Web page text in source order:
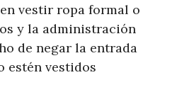
vestir ropa formal o
y la administración
de negar la entrada
estén vestidos